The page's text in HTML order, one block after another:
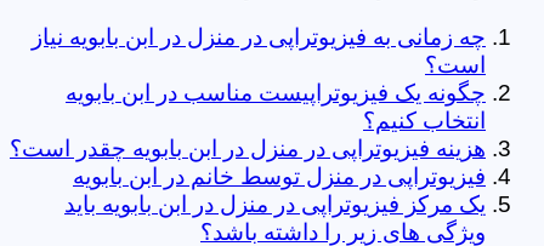
چه زمانی به فیزیوتراپی در منزل در ابن بابویه نیاز
است؟
چگونه یک فیزیوتراپیست مناسب در ابن بابویه
انتخاب کنیم؟
هزینه فیزیوتراپی در منزل در ابن بابویه چقدر است؟
فیزیوتراپی در منزل توسط خانم در ابن بابویه
یک مرکز فیزیوتراپی در منزل در ابن بابویه باید
ویژگی های زیر را داشته باشد؟